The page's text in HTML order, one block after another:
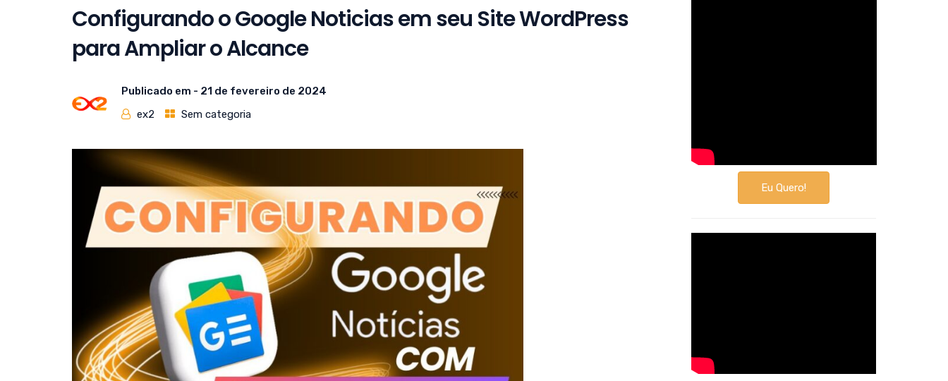
Configurando o Google Noticias em seu Site WordPress
para Ampliar o Alcance
Publicado em - 21 de fevereiro de 2024
ex2
Sem categoria
Eu Quero!